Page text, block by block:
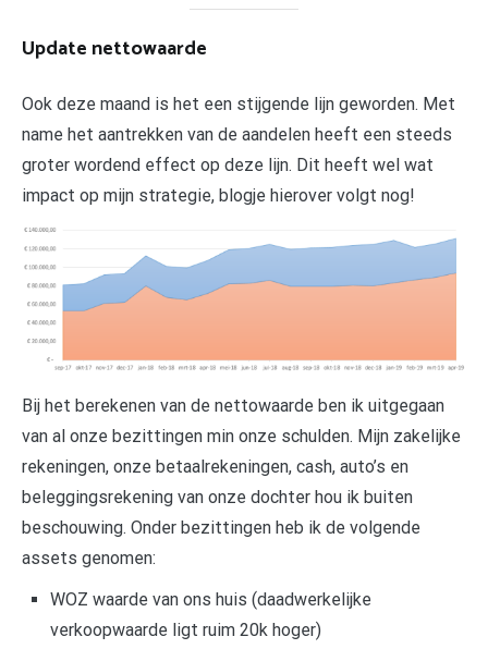
Update nettowaarde
Ook deze maand is het een stijgende lijn geworden. Met
name het aantrekken van de aandelen heeft een steeds
groter wordend effect op deze lijn. Dit heeft wel wat
impact op mijn strategie, blogje hierover volgt nog!
Bij het berekenen van de nettowaarde ben ik uitgegaan
van al onze bezittingen min onze schulden. Mijn zakelijke
rekeningen, onze betaalrekeningen, cash, auto’s en
beleggingsrekening van onze dochter hou ik buiten
beschouwing. Onder bezittingen heb ik de volgende
assets genomen:
WOZ waarde van ons huis (daadwerkelijke
verkoopwaarde ligt ruim 20k hoger)